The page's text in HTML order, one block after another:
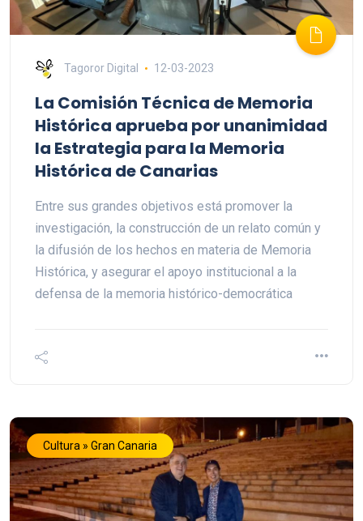
Tagoror Digital 12-03-2023
La Comisión Técnica de Memoria
Histórica aprueba por unanimidad
la Estrategia para la Memoria
Histórica de Canarias
Entre sus grandes objetivos está promover la
investigación, la construcción de un relato común y
la difusión de los hechos en materia de Memoria
Histórica, y asegurar el apoyo institucional a la
defensa de la memoria histórico-democrática
Cultura » Gran Canaria